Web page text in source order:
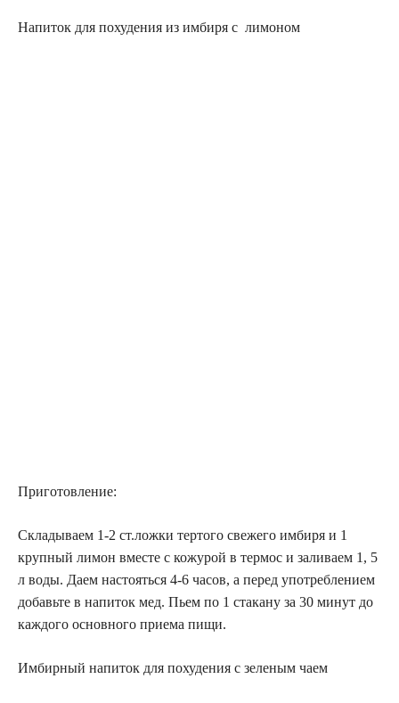
Напиток для похудения из имбиря с лимоном
Приготовление:
Складываем 1-2 ст.ложки тертого свежего имбиря и 1
крупный лимон вместе с кожурой в термос и заливаем 1, 5
л воды. Даем настояться 4-6 часов, а перед употреблением
добавьте в напиток мед. Пьем по 1 стакану за 30 минут до
каждого основного приема пищи.
Имбирный напиток для похудения с зеленым чаем